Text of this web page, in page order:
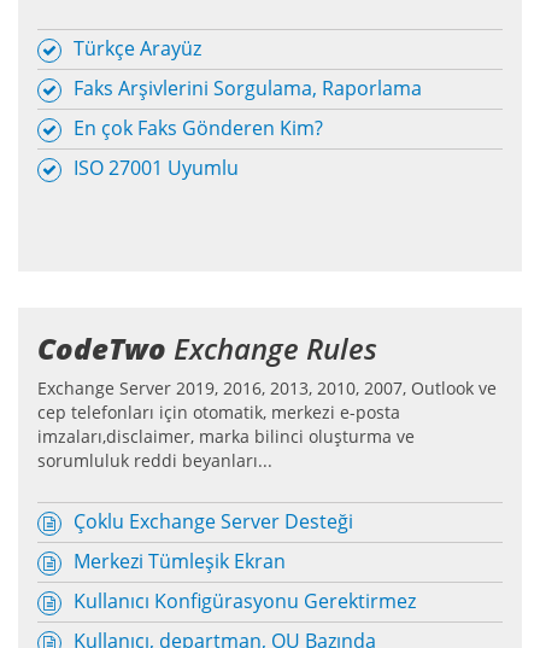
Türkçe Arayüz
Faks Arşivlerini Sorgulama, Raporlama
En çok Faks Gönderen Kim?
ISO 27001 Uyumlu
CodeTwo Exchange Rules
Exchange Server 2019, 2016, 2013, 2010, 2007, Outlook ve
cep telefonları için otomatik, merkezi e-posta
imzaları,disclaimer, marka bilinci oluşturma ve
sorumluluk reddi beyanları...
Çoklu Exchange Server Desteği
Merkezi Tümleşik Ekran
Kullanıcı Konfigürasyonu Gerektirmez
Kullanıcı, departman, OU Bazında